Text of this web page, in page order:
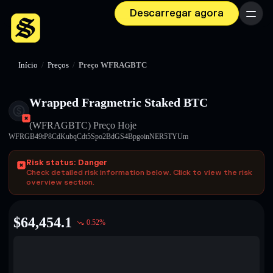
Descarregar agora Menu
Início / Preços / Preço WFRAGBTC
Wrapped Fragmetric Staked BTC
(WFRAGBTC) Preço Hoje
WFRGB49tP8CdKubqCdt5Spo2BdGS4BpgoinNER5TYUm
Risk status: Danger
Check detailed risk information below. Click to view the risk
overview section.
$64,454.1 0.52%